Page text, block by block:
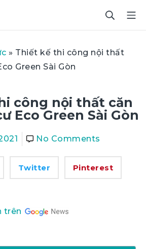
» Thiết kế thi công nội thất
Green Sài Gòn
công nội thất căn
Eco Green Sài Gòn
No Comments
Twitter Pinterest
trên